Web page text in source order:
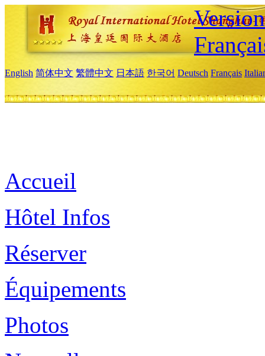
English 简体中文 繁體中文 日本語 한국어 Deutsch Français
Accueil
Hôtel Infos
Réserver
Équipements
Photos